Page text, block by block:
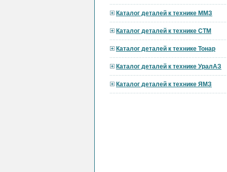
Каталог деталей к технике ММЗ
Каталог деталей к технике СТМ
Каталог деталей к технике Тонар
Каталог деталей к технике УралАЗ
Каталог деталей к технике ЯМЗ